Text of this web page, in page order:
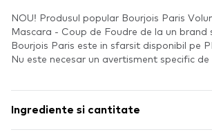
NOU! Produsul popular Bourjois Paris
Mascara - Coup de Foudre de la un brand
Bourjois Paris este in sfarsit disponibil pe
Nu este necesar un avertisment specific
Ingrediente si cantitate